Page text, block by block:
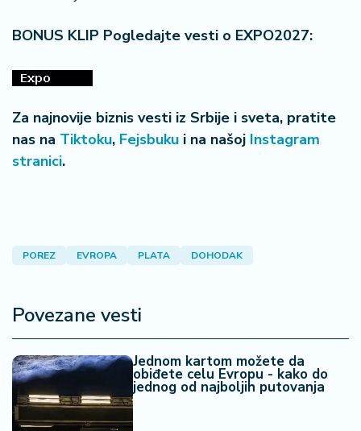
BONUS KLIP Pogledajte vesti o EXPO2027:
Za najnovije biznis vesti iz Srbije i sveta, pratite
nas na Tiktoku, Fejsbuku i na našoj Instagram
stranici.
POREZ EVROPA PLATA DOHODAK
Povezane vesti
Jednom kartom možete da
obiđete celu Evropu - kako do
jednog od najboljih putovanja